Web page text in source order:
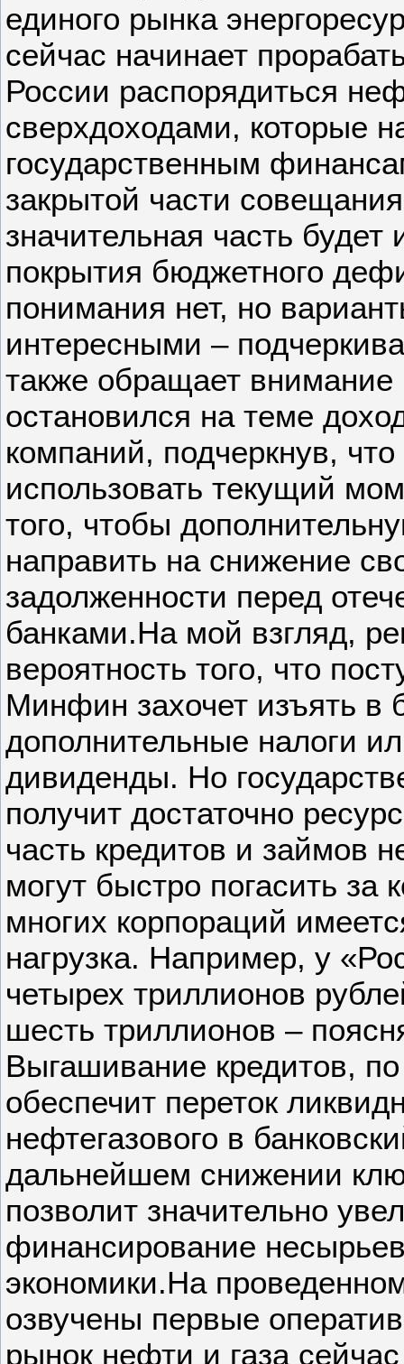
единого рынка
сейчас начинает
России распорядиться
сверхдоходами, которые
государственным
закрытой части
значительная часть будет
покрытия бюджетного
понимания нет, но
интересными –
также обращает внимание
остановился на теме
компаний, подчеркнув,
использовать текущий
того, чтобы
направить на снижение
задолженности перед
банками.На мой взгляд,
вероятность того, что
Минфин захочет изъять в
дополнительные налоги
дивиденды. Но
получит достаточно
часть кредитов и займов
могут быстро погасить за
многих корпораций
нагрузка. Например, у
четырех триллионов
шесть триллионов –
Выгашивание кредитов,
обеспечит переток
нефтегазового в
дальнейшем снижении
позволит значительно
финансирование
экономики.На
озвучены первые
рынок нефти и газа